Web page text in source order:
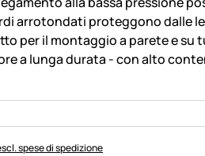
arrotondati proteggono dalle
per il montaggio a parete e su
a lunga durata - con alto
spese di spedizione